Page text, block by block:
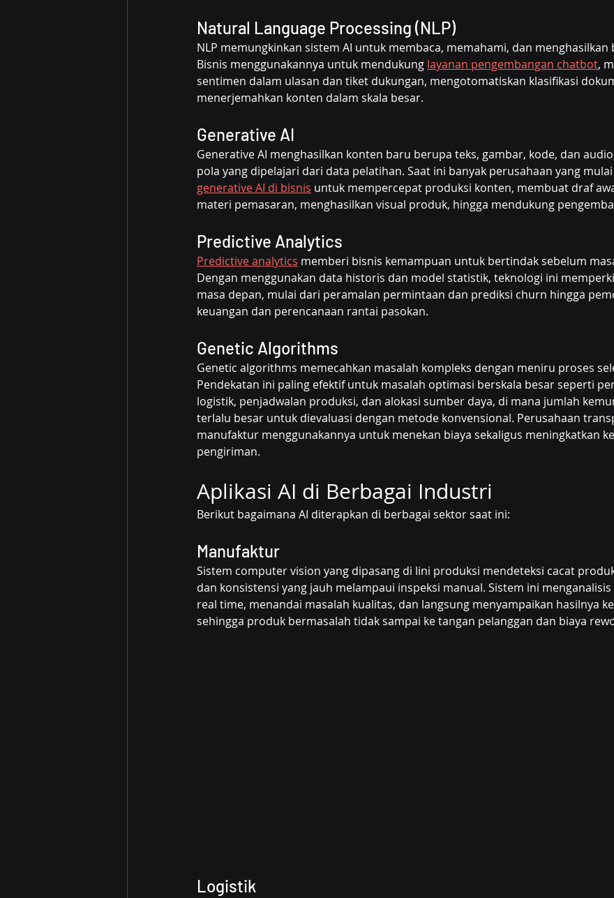
Natural Language Processing (NLP)
NLP memungkinkan sistem AI untuk membaca, memahami, dan menghasilkan
Bisnis menggunakannya untuk mendukung layanan pengembangan chatbot,
sentimen dalam ulasan dan tiket dukungan, mengotomatiskan klasifikasi
menerjemahkan konten dalam skala besar.
Generative AI
Generative AI menghasilkan konten baru berupa teks, gambar, kode, dan
pola yang dipelajari dari data pelatihan. Saat ini banyak perusahaan yang
generative AI di bisnis untuk mempercepat produksi konten, membuat draf
materi pemasaran, menghasilkan visual produk, hingga mendukung
Predictive Analytics
Predictive analytics memberi bisnis kemampuan untuk bertindak sebelum
Dengan menggunakan data historis dan model statistik, teknologi ini
masa depan, mulai dari peramalan permintaan dan prediksi churn hingga
keuangan dan perencanaan rantai pasokan.
Genetic Algorithms
Genetic algorithms memecahkan masalah kompleks dengan meniru proses
Pendekatan ini paling efektif untuk masalah optimasi berskala besar seperti
logistik, penjadwalan produksi, dan alokasi sumber daya, di mana jumlah
terlalu besar untuk dievaluasi dengan metode konvensional. Perusahaan
manufaktur menggunakannya untuk menekan biaya sekaligus meningkatkan
pengiriman.
Aplikasi AI di Berbagai Industri
Berikut bagaimana AI diterapkan di berbagai sektor saat ini:
Manufaktur
Sistem computer vision yang dipasang di lini produksi mendeteksi cacat
dan konsistensi yang jauh melampaui inspeksi manual. Sistem ini
real time, menandai masalah kualitas, dan langsung menyampaikan hasilnya
sehingga produk bermasalah tidak sampai ke tangan pelanggan dan biaya
Logistik